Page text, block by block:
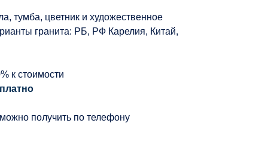
тумба, цветник и художественное
гранита: РБ, РФ Карелия, Китай,
к стоимости
получить по телефону